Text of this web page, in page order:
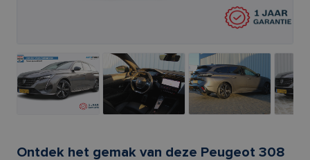
Ontdek het gemak van deze Peugeot 308